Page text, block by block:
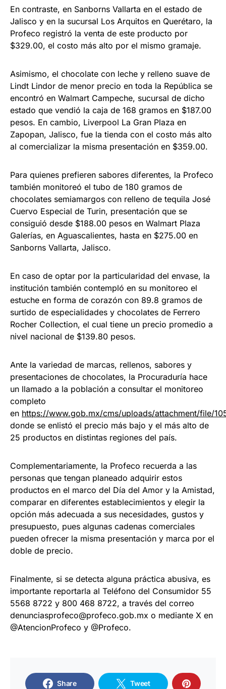
En contraste, en Sanborns Vallarta en el estado de
Jalisco y en la sucursal Los Arquitos en Querétaro, la
Profeco registró la venta de este producto por
$329.00, el costo más alto por el mismo gramaje.
Asimismo, el chocolate con leche y relleno suave de
Lindt Lindor de menor precio en toda la República se
encontró en Walmart Campeche, sucursal de dicho
estado que vendió la caja de 168 gramos en $187.00
pesos. En cambio, Liverpool La Gran Plaza en
Zapopan, Jalisco, fue la tienda con el costo más alto
al comercializar la misma presentación en $359.00.
Para quienes prefieren sabores diferentes, la Profeco
también monitoreó el tubo de 180 gramos de
chocolates semiamargos con relleno de tequila José
Cuervo Especial de Turin, presentación que se
consiguió desde $188.00 pesos en Walmart Plaza
Galerías, en Aguascalientes, hasta en $275.00 en
Sanborns Vallarta, Jalisco.
En caso de optar por la particularidad del envase, la
institución también contempló en su monitoreo el
estuche en forma de corazón con 89.8 gramos de
surtido de especialidades y chocolates de Ferrero
Rocher Collection, el cual tiene un precio promedio a
nivel nacional de $139.80 pesos.
Ante la variedad de marcas, rellenos, sabores y
presentaciones de chocolates, la Procuraduría hace
un llamado a la población a consultar el monitoreo
completo
en https://www.gob.mx/cms/uploads/attachment/file/
donde se enlistó el precio más bajo y el más alto de
25 productos en distintas regiones del país.
Complementariamente, la Profeco recuerda a las
personas que tengan planeado adquirir estos
productos en el marco del Día del Amor y la Amistad,
comparar en diferentes establecimientos y elegir la
opción más adecuada a sus necesidades, gustos y
presupuesto, pues algunas cadenas comerciales
pueden ofrecer la misma presentación y marca por el
doble de precio.
Finalmente, si se detecta alguna práctica abusiva, es
importante reportarla al Teléfono del Consumidor 55
5568 8722 y 800 468 8722, a través del correo
denunciasprofeco@profeco.gob.mx o mediante X en
@AtencionProfeco y @Profeco.
Share Tweet